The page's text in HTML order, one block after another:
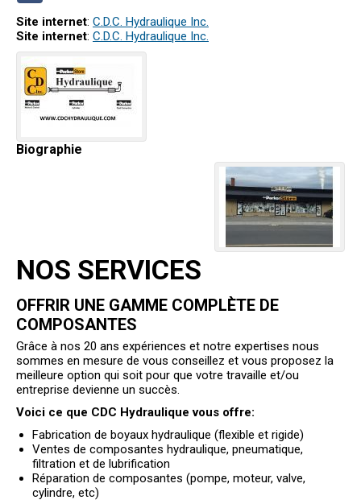
Site internet: C.D.C. Hydraulique Inc.
Site internet: C.D.C. Hydraulique Inc.
Biographie
NOS SERVICES
OFFRIR UNE GAMME COMPLÈTE DE
COMPOSANTES
Grâce à nos 20 ans expériences et notre expertises nous
sommes en mesure de vous conseillez et vous proposez la
meilleure option qui soit pour que votre travaille et/ou
entreprise devienne un succès.
Voici ce que CDC Hydraulique vous offre:
Fabrication de boyaux hydraulique (flexible et rigide)
Ventes de composantes hydraulique, pneumatique,
filtration et de lubrification
Réparation de composantes (pompe, moteur, valve,
cylindre, etc)